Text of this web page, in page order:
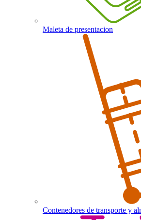
Maleta de presentacion
Contenedores de transporte y